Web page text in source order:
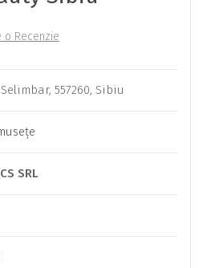
o Recenzie
557260, Sibiu
SRL